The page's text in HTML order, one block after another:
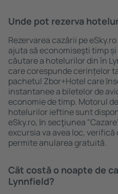
Unde pot rezerva
Rezervarea cazării pe
ajuta să economiseşti timp
căutare a hotelurilor din în
care corespunde cerințelor
pachetul Zbor+Hotel care
instantanee a biletelor de
economie de timp. Motorul
hotelurilor ieftine sunt
eSky.ro, ȋn secţiunea
excursia va avea loc,
permite anularea gratuită.
Cât costă o noapte de
Lynnfield?